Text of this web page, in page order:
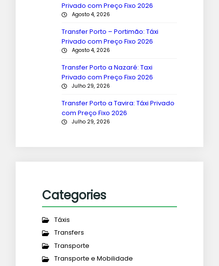
Privado com Preço Fixo 2026
Agosto 4, 2026
Transfer Porto – Portimão: Táxi
Privado com Preço Fixo 2026
Agosto 4, 2026
Transfer Porto a Nazaré: Taxi
Privado com Preço Fixo 2026
Julho 29, 2026
Transfer Porto a Tavira: Táxi Privado
com Preço Fixo 2026
Julho 29, 2026
Categories
Táxis
Transfers
Transporte
Transporte e Mobilidade